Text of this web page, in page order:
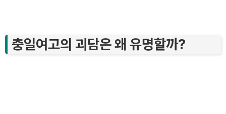
충일여고의 괴담은 왜 유명할까?